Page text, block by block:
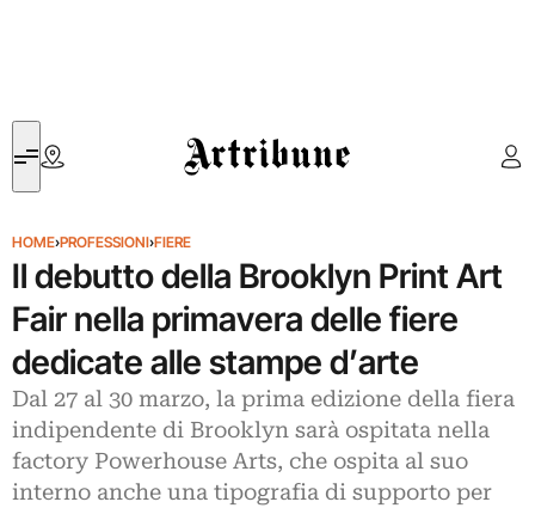
Artribune
HOME›PROFESSIONI›FIERE
Il debutto della Brooklyn Print Art
Fair nella primavera delle fiere
dedicate alle stampe d’arte
Dal 27 al 30 marzo, la prima edizione della fiera
indipendente di Brooklyn sarà ospitata nella
factory Powerhouse Arts, che ospita al suo
interno anche una tipografia di supporto per